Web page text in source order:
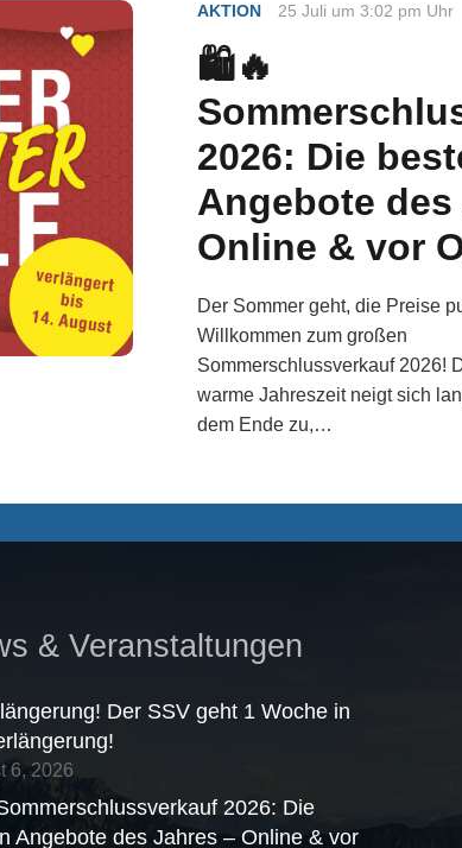
AKTION 25 Juli um 3:02 pm Uhr
🛍️🔥
2026: Die
Angebote
Online & vor
Der Sommer geht, die Preise
Willkommen zum großen
Sommerschlussverkauf 2026!
warme Jahreszeit neigt sich
dem Ende zu,…
& Veranstaltungen
Der SSV geht 1 Woche in
6, 2026
2026: Die
Angebote des Jahres – Online & vor